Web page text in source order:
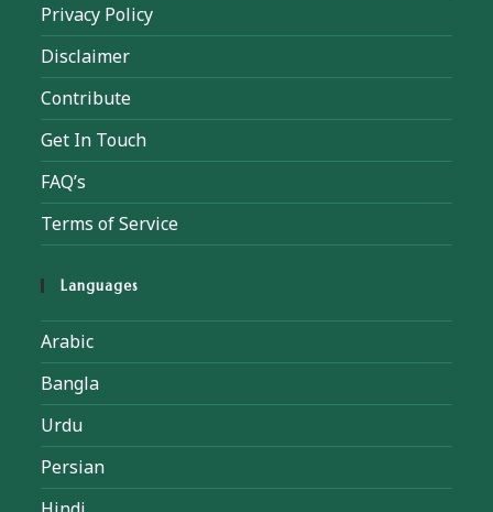
Privacy Policy
Disclaimer
Contribute
Get In Touch
FAQ’s
Terms of Service
Languages
Arabic
Bangla
Urdu
Persian